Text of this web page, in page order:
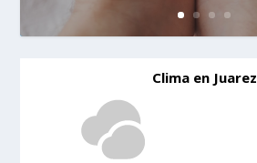
Clima en Juarez